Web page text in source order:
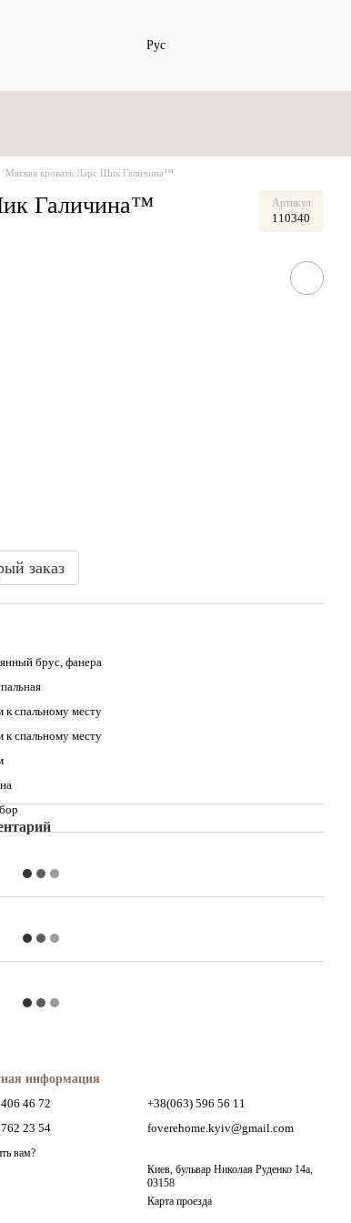
Рус
Мягкая кровать Ларс Шик Галичина™
Галичина™ Артикул
110340
заказ
брус, фанера
к спальному месту
к спальному месту
информация
46 72
23 54
вам?
+38(063) 596 56 11
foverehome.kyiv@gmail.com
Киев, бульвар Николая Руденко 14а,
03158
Карта проезда